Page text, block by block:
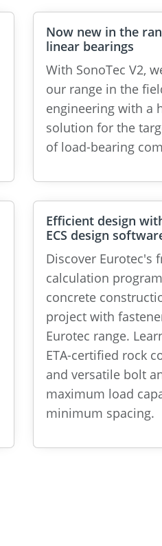
Now new in the
linear bearings
With SonoTec V2,
our range in the
engineering with a
solution for the
of load-bearing
Efficient design
ECS design
Discover Eurotec's
calculation
concrete
project with
Eurotec range.
ETA-certified rock
and versatile bolt
maximum load
minimum spacing.